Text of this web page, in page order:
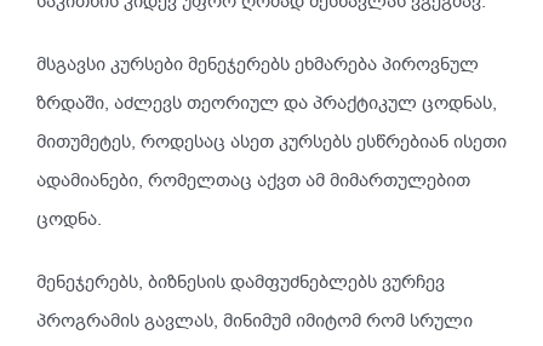
მსგავსი კურსები მენეჯერებს ეხმარება პიროვნულ
ზრდაში, აძლევს თეორიულ და პრაქტიკულ ცოდნას,
მითუმეტეს, როდესაც ასეთ კურსებს ესწრებიან ისეთი
ადამიანები, რომელთაც აქვთ ამ მიმართულებით
ცოდნა.
მენეჯერებს, ბიზნესის დამფუძნებლებს ვურჩევ
პროგრამის გავლას, მინიმუმ იმიტომ რომ სრული